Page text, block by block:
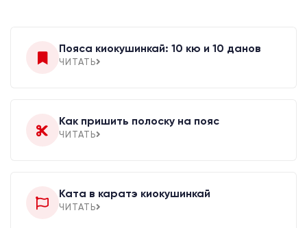
Пояса киокушинкай: 10 кю и 10 данов
ЧИТАТЬ
Как пришить полоску на пояс
ЧИТАТЬ
Ката в каратэ киокушинкай
ЧИТАТЬ